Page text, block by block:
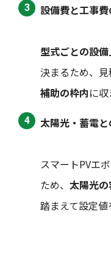
設備費と工事
型式ごとの設
決まるため、
補助の枠内に
太陽光・蓄電
スマートPVエ
ため、 太陽光
踏まえて設定値